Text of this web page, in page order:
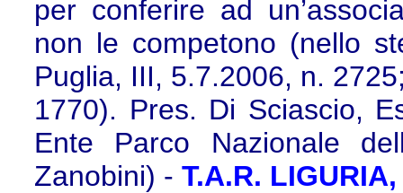
per conferire ad
non le competono (nello
Puglia, III, 5.7.2006, n.
1770). Pres. Di Sciascio,
Ente Parco Nazionale
Zanobini) - T.A.R.